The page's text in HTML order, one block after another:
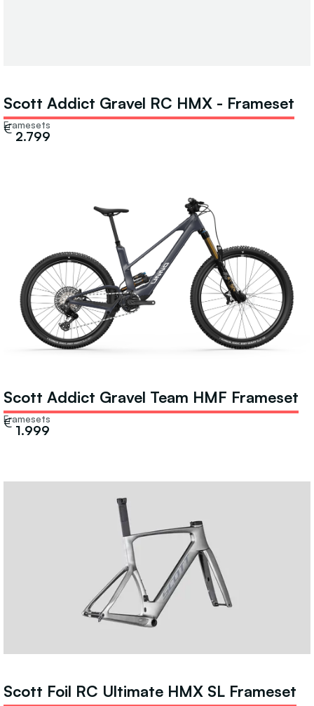
Scott Addict Gravel RC HMX - Frameset
Framesets
2.799
€
Scott Addict Gravel Team HMF Frameset
Framesets
1.999
€
Scott Foil RC Ultimate HMX SL Frameset